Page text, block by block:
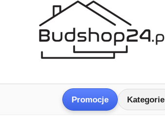
Promocje Kategorie